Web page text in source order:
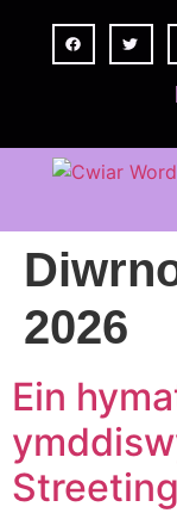
2026
Ein
Streeting